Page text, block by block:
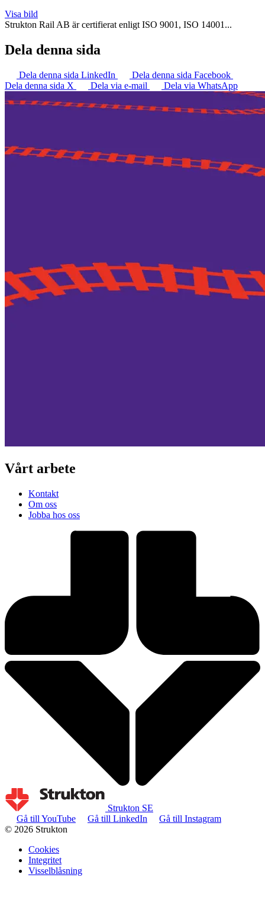
Visa bild
Strukton Rail AB är certifierat enligt ISO 9001, ISO 14001...
Dela denna sida
Dela denna sida LinkedIn
Dela denna sida Facebook
Dela denna sida X
Dela via e-mail Dela via WhatsApp
Vårt arbete
Kontakt
Om oss
Jobba hos oss
Strukton SE
Gå till YouTube
Gå till LinkedIn
Gå till Instagram
© 2026 Strukton
Cookies
Integritet
Visselblåsning